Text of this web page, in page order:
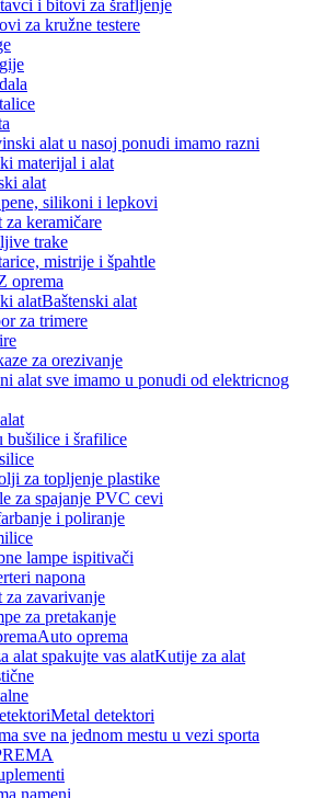
i bitovi za šrafljenje
za kružne testere
alat
silikoni i lepkovi
za keramičare
trake
mistrije i špahtle
oprema
Baštenski alat
za trimere
za orezivanje
bušilice i šrafilice
za topljenje plastike
za spajanje PVC cevi
i poliranje
lampe ispitivači
napona
za zavarivanje
za pretakanje
Auto oprema
Kutije za alat
Metal detektori